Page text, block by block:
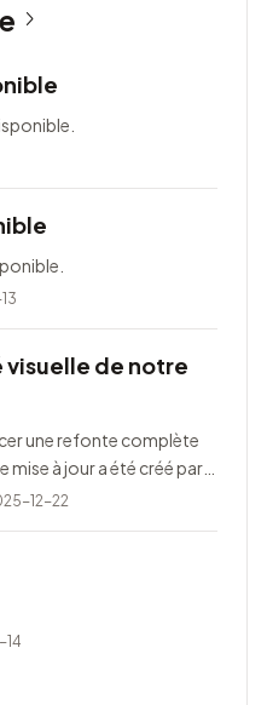
de notre
une refonte complète
mise à jour a été créé par
12-22